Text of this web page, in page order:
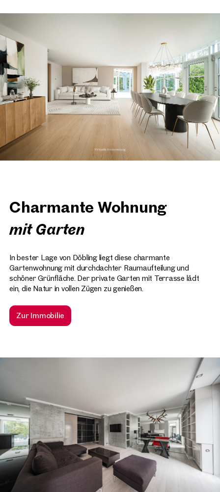
Charmante Wohnung
mit Garten
In bester Lage von Döbling liegt diese charmante
Gartenwohnung mit durchdachter Raumaufteilung und
schöner Grünfläche. Der private Garten mit Terrasse lädt
ein, die Natur in vollen Zügen zu genießen.
Zur Immobilie